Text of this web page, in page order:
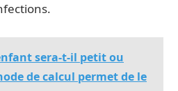
sera-t-il petit ou
de calcul permet de le